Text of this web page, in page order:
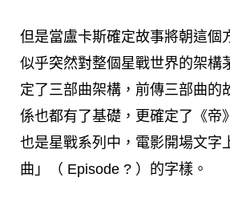
但是當盧卡斯確定故事將朝這個
似乎突然對整個星戰世界的架構
定了三部曲架構，前傳三部曲的
係也都有了基礎，更確定了《帝
也是星戰系列中，電影開場文字
曲」（ Episode ? ）的字樣。